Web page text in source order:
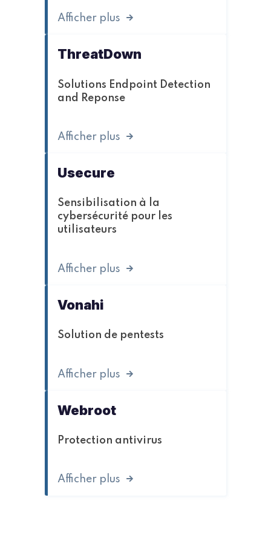
Afficher plus
ThreatDown
Solutions Endpoint Detection
and Reponse
Afficher plus
Usecure
Sensibilisation à la
cybersécurité pour les
utilisateurs
Afficher plus
Vonahi
Solution de pentests
Afficher plus
Webroot
Protection antivirus
Afficher plus